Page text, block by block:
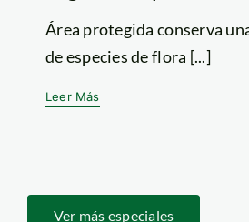
Área protegida conserva
de especies de flora [...]
Leer Más
Ver más especiales